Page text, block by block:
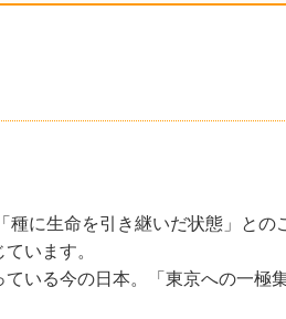
に生命を引き継いだ状態」と
います。
いる今の日本。「東京への一極